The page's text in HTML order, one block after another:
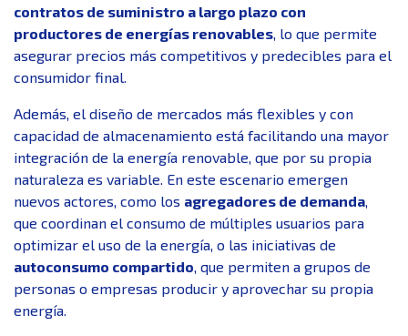
contratos de suministro a largo plazo con
productores de energías renovables, lo que permite
asegurar precios más competitivos y predecibles para el
consumidor final.
Además, el diseño de mercados más flexibles y con
capacidad de almacenamiento está facilitando una mayor
integración de la energía renovable, que por su propia
naturaleza es variable. En este escenario emergen
nuevos actores, como los agregadores de demanda,
que coordinan el consumo de múltiples usuarios para
optimizar el uso de la energía, o las iniciativas de
autoconsumo compartido, que permiten a grupos de
personas o empresas producir y aprovechar su propia
energía.